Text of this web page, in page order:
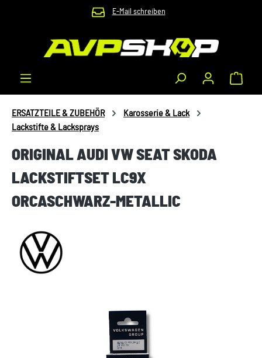
Zum Hauptinhalt springen E-Mail schreiben
ERSATZTEILE & ZUBEHÖR
Karosserie & Lack
Lackstifte & Lacksprays
ORIGINAL AUDI VW SEAT SKODA
LACKSTIFTSET LC9X
ORCASCHWARZ-METALLIC
Bildergalerie überspringen